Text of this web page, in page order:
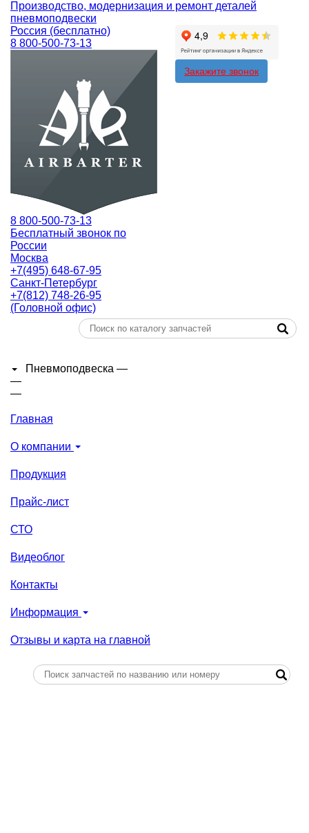
Производство, модернизация и ремонт деталей
пневмоподвески
Россия (бесплатно)
8 800-500-73-13
8 800-500-73-13
Бесплатный звонок по
России
Москва
+7(495) 648-67-95
Санкт-Петербург
+7(812) 748-26-95
(Головной офис)
Закажите звонок
Пневмоподвеска —
—
—
Главная
О компании
Продукция
Прайс-лист
СТО
Видеоблог
Контакты
Информация
Отзывы и карта на главной